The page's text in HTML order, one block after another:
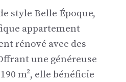
style Belle Époque,
appartement
rénové avec des
une généreuse
m², elle bénéficie